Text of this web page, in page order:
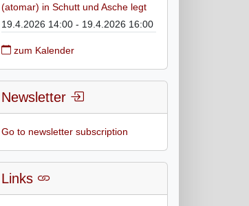
(atomar) in Schutt und Asche legt
19.4.2026 14:00 - 19.4.2026 16:00
zum Kalender
Newsletter
Go to newsletter subscription
Links